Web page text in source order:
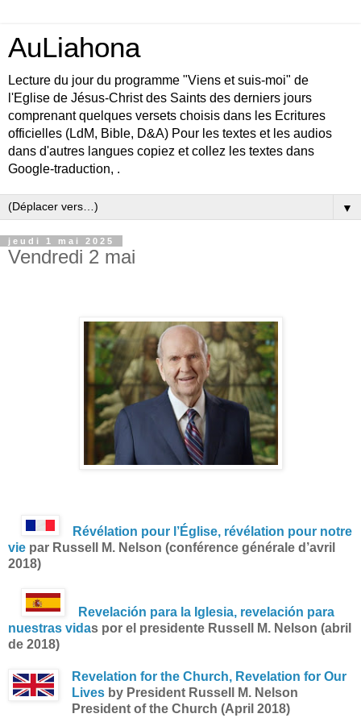
AuLiahona
Lecture du jour du programme "Viens et suis-moi" de
l'Eglise de Jésus-Christ des Saints des derniers jours
comprenant quelques versets choisis dans les Ecritures
officielles (LdM, Bible, D&A) Pour les textes et les audios
dans d'autres langues copiez et collez les textes dans
Google-traduction, .
▼
jeudi 1 mai 2025
Vendredi 2 mai
Révélation pour l’Église, révélation pour notre
vie par Russell M. Nelson (conférence générale d’avril
2018)
Revelación para la Iglesia, revelación para
nuestras vidas por el presidente Russell M. Nelson (abril
de 2018)
Revelation for the Church, Revelation for Our
Livesby President Russell M. Nelson
President of the Church (April 2018)